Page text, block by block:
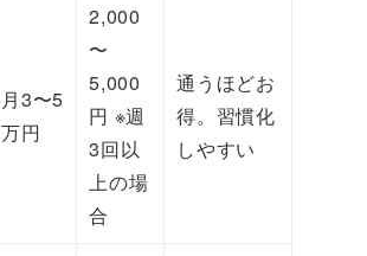
月3〜5
万円
2,000
〜
5,000
円 ※週
3回以
上の場
合
通うほどお
得。習慣化
しやすい